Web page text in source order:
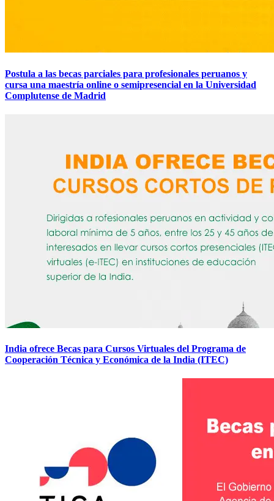
Postula a las becas parciales para profesionales peruanos y
cursa una maestría online o semipresencial en la Universidad
Complutense de Madrid
India ofrece Becas para Cursos Virtuales del Programa de
Cooperación Técnica y Económica de la India (ITEC)